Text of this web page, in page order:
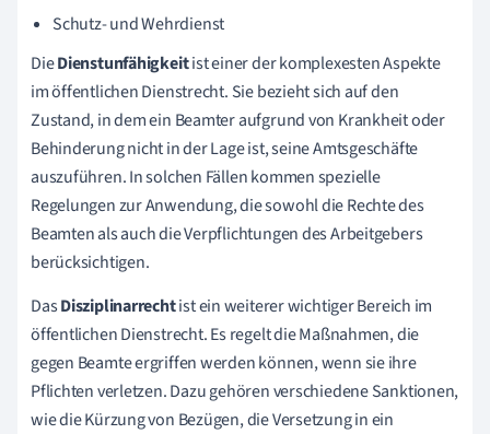
Schutz- und Wehrdienst
DieDienstunfähigkeitist einer der komplexesten Aspekte
im öffentlichen Dienstrecht. Sie bezieht sich auf den
Zustand, in dem ein Beamter aufgrund von Krankheit oder
Behinderung nicht in der Lage ist, seine Amtsgeschäfte
auszuführen. In solchen Fällen kommen spezielle
Regelungen zur Anwendung, die sowohl die Rechte des
Beamten als auch die Verpflichtungen des Arbeitgebers
berücksichtigen.
DasDisziplinarrechtist ein weiterer wichtiger Bereich im
öffentlichen Dienstrecht. Es regelt die Maßnahmen, die
gegen Beamte ergriffen werden können, wenn sie ihre
Pflichten verletzen. Dazu gehören verschiedene Sanktionen,
wie die Kürzung von Bezügen, die Versetzung in ein